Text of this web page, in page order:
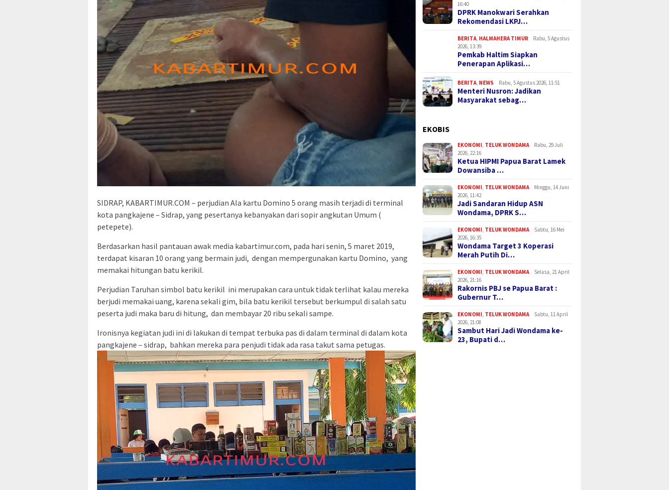
SIDRAP, KABARTIMUR.COM – perjudian Ala kartu Domino 5 orang masih terjadi di terminal
kota pangkajene – Sidrap, yang pesertanya kebanyakan dari sopir angkutan Umum (
petepete).
Berdasarkan hasil pantauan awak media kabartimur.com, pada hari senin, 5 maret 2019,
terdapat kisaran 10 orang yang bermain judi, dengan mempergunakan kartu Domino, yang
memakai hitungan batu kerikil.
Perjudian Taruhan simbol batu kerikil ini merupakan cara untuk tidak terlihat kalau mereka
berjudi memakai uang, karena sekali gim, bila batu kerikil tersebut berkumpul di salah satu
peserta judi maka baru di hitung, dan membayar 20 ribu sekali sampe.
Ironisnya kegiatan judi ini di lakukan di tempat terbuka pas di dalam terminal di dalam kota
pangkajene – sidrap, bahkan mereka para penjudi tidak ada rasa takut sama petugas.
16:40
DPRK Manokwari Serahkan
Rekomendasi LKPJ…
BERITA, HALMAHERA TIMUR
Rabu, 5 Agustus
2026, 13:39
Pemkab Haltim Siapkan
Penerapan Aplikasi…
BERITA, NEWS Rabu, 5 Agustus 2026, 11:51
Menteri Nusron: Jadikan
Masyarakat sebag…
EKOBIS
EKONOMI, TELUK WONDAMA
Rabu, 29 Juli
2026, 22:16
Ketua HIPMI Papua Barat Lamek
Dowansiba …
EKONOMI, TELUK WONDAMA
Minggu, 14 Juni
2026, 11:42
Jadi Sandaran Hidup ASN
Wondama, DPRK S…
EKONOMI, TELUK WONDAMA
Sabtu, 16 Mei
2026, 16:35
Wondama Target 3 Koperasi
Merah Putih Di…
EKONOMI, TELUK WONDAMA
Selasa, 21 April
2026, 21:16
Rakornis PBJ se Papua Barat :
Gubernur T…
EKONOMI, TELUK WONDAMA
Sabtu, 11 April
2026, 21:08
Sambut Hari Jadi Wondama ke-
23, Bupati d…